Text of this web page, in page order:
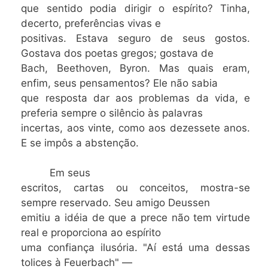
que sentido podia dirigir o espírito? Tinha,
decerto, preferências vivas e
positivas. Estava seguro de seus gostos.
Gostava dos poetas gregos; gostava de
Bach, Beethoven, Byron. Mas quais eram,
enfim, seus pensamentos? Ele não sabia
que resposta dar aos problemas da vida, e
preferia sempre o silêncio às palavras
incertas, aos vinte, como aos dezessete anos.
E se impôs a abstenção.
Em seus
escritos, cartas ou conceitos, mostra-se
sempre reservado. Seu amigo Deussen
emitiu a idéia de que a prece não tem virtude
real e proporciona ao espírito
uma confiança ilusória. "Aí está uma dessas
tolices à Feuerbach" —